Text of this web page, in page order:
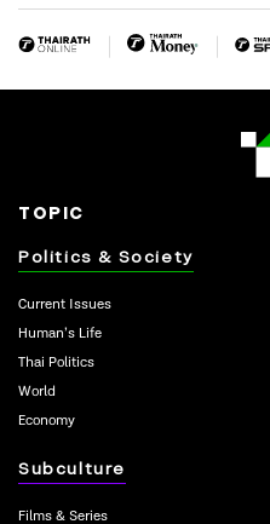
TOPIC
Politics & Society
Current Issues
Human’s Life
Thai Politics
World
Economy
Subculture
Films & Series